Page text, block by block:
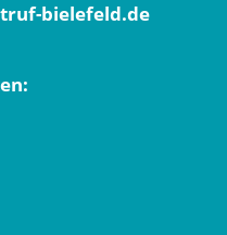
bielefeld.de